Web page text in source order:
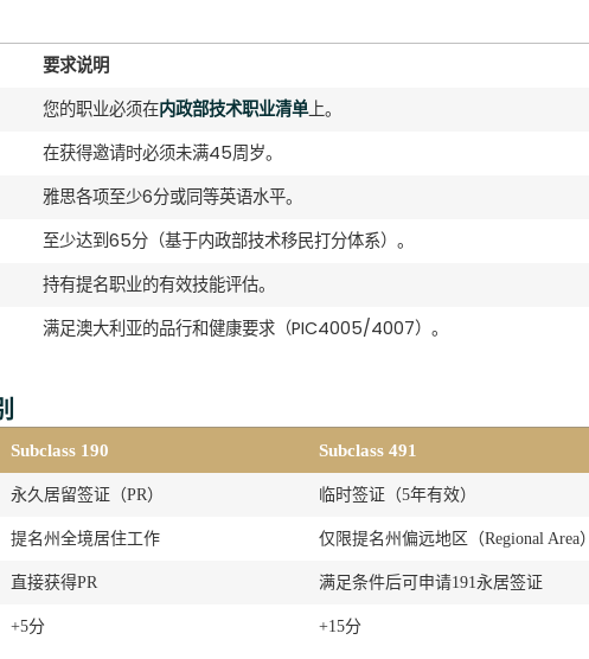
要求说明
您的职业必须在内政部技术职业清单上。
在获得邀请时必须未满45周岁。
雅思各项至少6分或同等英语水平。
至少达到65分（基于内政部技术移民打分体系）。
持有提名职业的有效技能评估。
满足澳大利亚的品行和健康要求（PIC4005/4007）。
Subclass 190 Subclass 491
永久居留签证（PR） 临时签证（5年有效）
提名州全境居住工作 仅限提名州偏远地区（Regional Area）
直接获得PR 满足条件后可申请191永居签证
+5分 +15分